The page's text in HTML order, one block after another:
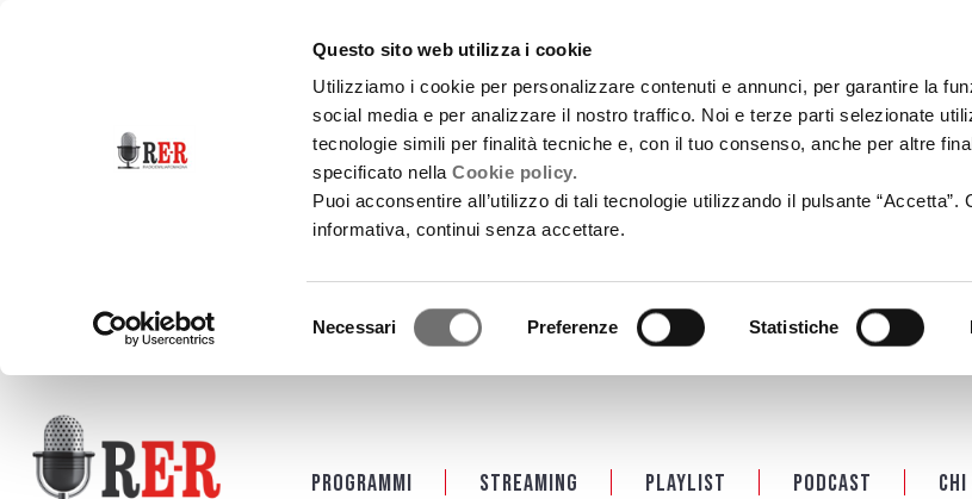
Questo sito web utilizza i cookie
Utilizziamo i cookie per personalizzare contenuti e annunci, per garantire la
social media e per analizzare il nostro traffico. Noi e terze parti selezionate
tecnologie simili per finalità tecniche e, con il tuo consenso, anche per altre
specificato nellaCookie policy.
Puoi acconsentire all’utilizzo di tali tecnologie utilizzando il pulsante “Accetta”.
informativa, continui senza accettare.
Necessari Preferenze Statistiche
Programmi Streaming Playlist PODCAST